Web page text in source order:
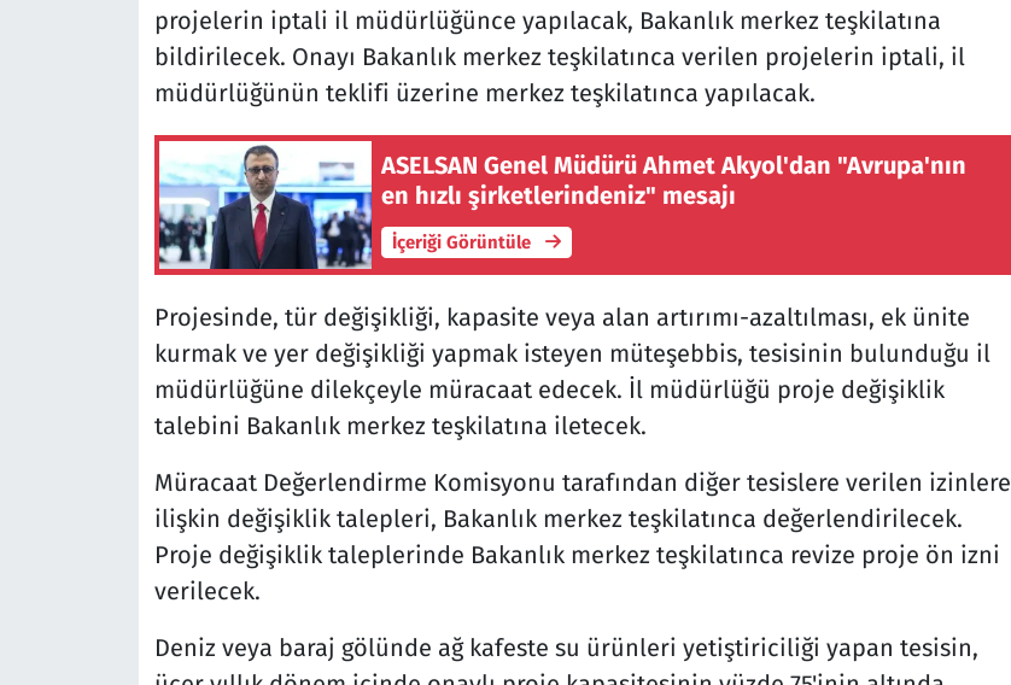
projelerin iptali il müdürlüğünce yapılacak, Bakanlık merkez teşkilatına
bildirilecek. Onayı Bakanlık merkez teşkilatınca verilen projelerin iptali, il
müdürlüğünün teklifi üzerine merkez teşkilatınca yapılacak.
ASELSAN Genel Müdürü Ahmet Akyol'dan "Avrupa'nın
en hızlı şirketlerindeniz" mesajı
İçeriği Görüntüle
Projesinde, tür değişikliği, kapasite veya alan artırımı-azaltılması, ek ünite
kurmak ve yer değişikliği yapmak isteyen müteşebbis, tesisinin bulunduğu il
müdürlüğüne dilekçeyle müracaat edecek. İl müdürlüğü proje değişiklik
talebini Bakanlık merkez teşkilatına iletecek.
Müracaat Değerlendirme Komisyonu tarafından diğer tesislere verilen izinlere
ilişkin değişiklik talepleri, Bakanlık merkez teşkilatınca değerlendirilecek.
Proje değişiklik taleplerinde Bakanlık merkez teşkilatınca revize proje ön izni
verilecek.
Deniz veya baraj gölünde ağ kafeste su ürünleri yetiştiriciliği yapan tesisin,